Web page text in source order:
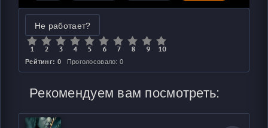
Не работает?
Рейтинг: 0 Проголосовало: 0
Рекомендуем вам посмотреть: